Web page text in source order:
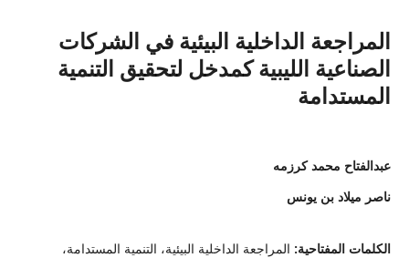
المراجعة الداخلية البيئية في الشركات
الصناعية الليبية كمدخل لتحقيق التنمية
المستدامة
عبدالفتاح محمد كرزمه
ناصر ميلاد بن يونس
الكلمات المفتاحية: المراجعة الداخلية البيئية، التنمية المستدامة،